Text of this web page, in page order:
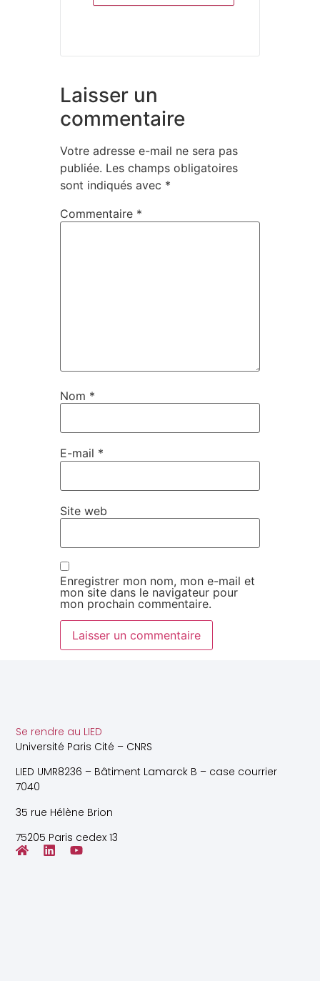
Laisser un
commentaire
Votre adresse e-mail ne sera pas
publiée. Les champs obligatoires
sont indiqués avec *
Commentaire *
Nom *
E-mail *
Site web
Enregistrer mon nom, mon e-mail et
mon site dans le navigateur pour
mon prochain commentaire.
Se rendre au LIED
Université Paris Cité – CNRS
LIED UMR8236 – Bâtiment Lamarck B – case courrier
7040
35 rue Hélène Brion
75205 Paris cedex 13